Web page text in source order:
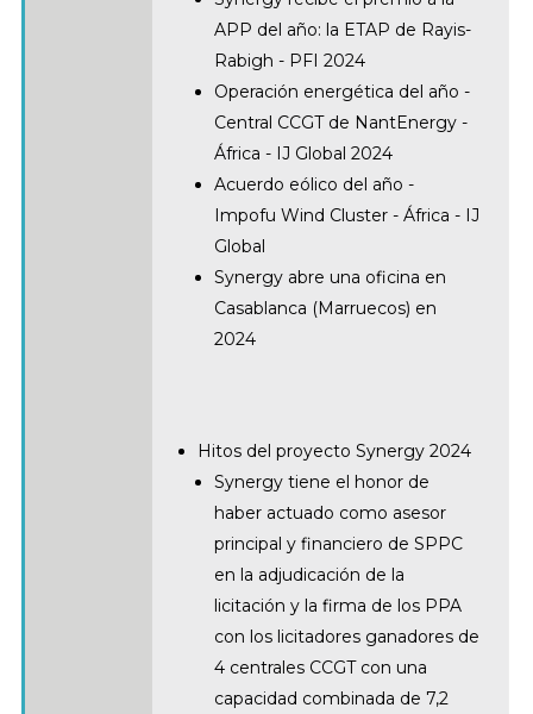
APP del año: la ETAP de Rayis-
Rabigh - PFI 2024
Operación energética del año -
Central CCGT de NantEnergy -
África - IJ Global 2024
Acuerdo eólico del año -
Impofu Wind Cluster - África - IJ
Global
Synergy abre una oficina en
Casablanca (Marruecos) en
2024
Hitos del proyecto Synergy 2024
Synergy tiene el honor de
haber actuado como asesor
principal y financiero de SPPC
en la adjudicación de la
licitación y la firma de los PPA
con los licitadores ganadores de
4 centrales CCGT con una
capacidad combinada de 7,2